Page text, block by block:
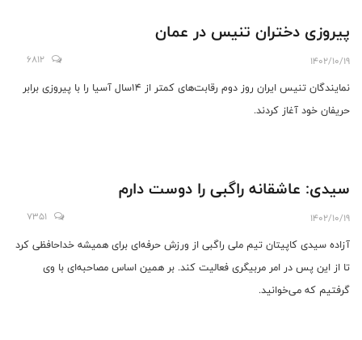
پیروزی دختران تنیس در عمان
1402/10/19
6812
نمایندگان تنیس ایران روز دوم رقابت‌های کمتر از ۱۴سال آسیا را با پیروزی برابر
حریفان خود آغاز کردند.
سیدی: عاشقانه راگبی را دوست دارم
1402/10/19
7351
آزاده سیدی کاپیتان تیم ملی راگبی از ورزش حرفه‌ای برای همیشه خداحافظی کرد
تا از این پس در امر مربیگری فعالیت کند. بر همین اساس مصاحبه‌ای با وی
گرفتیم که می‌خوانید.